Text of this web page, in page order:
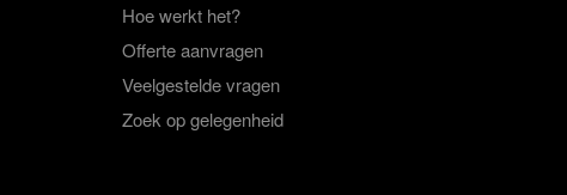
Hoe werkt het?
Offerte aanvragen
Veelgestelde vragen
Zoek op gelegenheid